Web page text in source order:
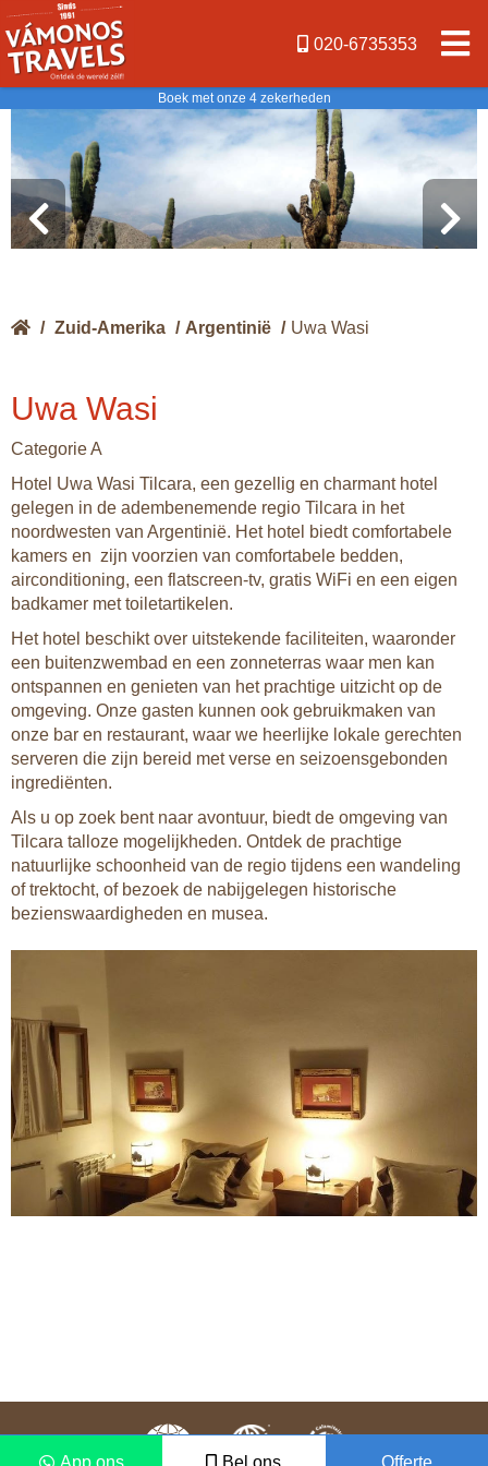
020-6735353
Boek met onze 4 zekerheden
/ Zuid-Amerika / Argentinië / Uwa Wasi
Uwa Wasi
Categorie A
Hotel Uwa Wasi Tilcara, een gezellig en charmant hotel
gelegen in de adembenemende regio Tilcara in het
noordwesten van Argentinië. Het hotel biedt comfortabele
kamers en zijn voorzien van comfortabele bedden,
airconditioning, een flatscreen-tv, gratis WiFi en een eigen
badkamer met toiletartikelen.
Het hotel beschikt over uitstekende faciliteiten, waaronder
een buitenzwembad en een zonneterras waar men kan
ontspannen en genieten van het prachtige uitzicht op de
omgeving. Onze gasten kunnen ook gebruikmaken van
onze bar en restaurant, waar we heerlijke lokale gerechten
serveren die zijn bereid met verse en seizoensgebonden
ingrediënten.
Als u op zoek bent naar avontuur, biedt de omgeving van
Tilcara talloze mogelijkheden. Ontdek de prachtige
natuurlijke schoonheid van de regio tijdens een wandeling
of trektocht, of bezoek de nabijgelegen historische
bezienswaardigheden en musea.
App ons Bel ons Offerte